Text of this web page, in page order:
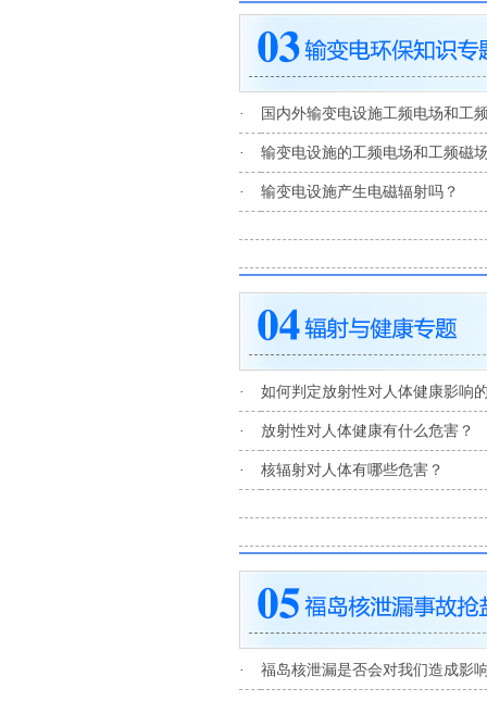
· 国内外输变电设施工频电场和工
· 输变电设施的工频电场和工频磁
· 输变电设施产生电磁辐射吗？
· 如何判定放射性对人体健康影响
· 放射性对人体健康有什么危害？
· 核辐射对人体有哪些危害？
· 福岛核泄漏是否会对我们造成影